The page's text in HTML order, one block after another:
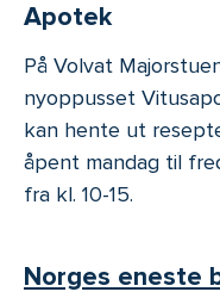
Apotek
På Volvat
nyoppusset
kan hente ut
åpent mandag til
fra kl. 10-15.
Norges eneste